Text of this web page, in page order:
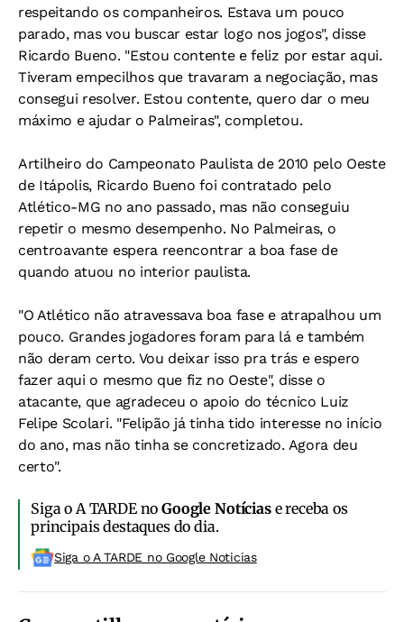
respeitando os companheiros. Estava um pouco
parado, mas vou buscar estar logo nos jogos", disse
Ricardo Bueno. "Estou contente e feliz por estar aqui.
Tiveram empecilhos que travaram a negociação, mas
consegui resolver. Estou contente, quero dar o meu
máximo e ajudar o Palmeiras", completou.
Artilheiro do Campeonato Paulista de 2010 pelo Oeste
de Itápolis, Ricardo Bueno foi contratado pelo
Atlético-MG no ano passado, mas não conseguiu
repetir o mesmo desempenho. No Palmeiras, o
centroavante espera reencontrar a boa fase de
quando atuou no interior paulista.
"O Atlético não atravessava boa fase e atrapalhou um
pouco. Grandes jogadores foram para lá e também
não deram certo. Vou deixar isso pra trás e espero
fazer aqui o mesmo que fiz no Oeste", disse o
atacante, que agradeceu o apoio do técnico Luiz
Felipe Scolari. "Felipão já tinha tido interesse no início
do ano, mas não tinha se concretizado. Agora deu
certo".
Siga o A TARDE noGoogle Notíciase receba os
principais destaques do dia.
Siga o A TARDE no Google Noticias